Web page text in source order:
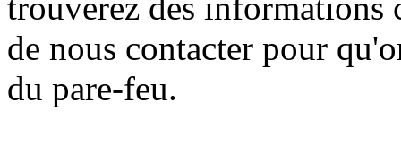
trouverez des informations
de nous contacter pour
du pare-feu.